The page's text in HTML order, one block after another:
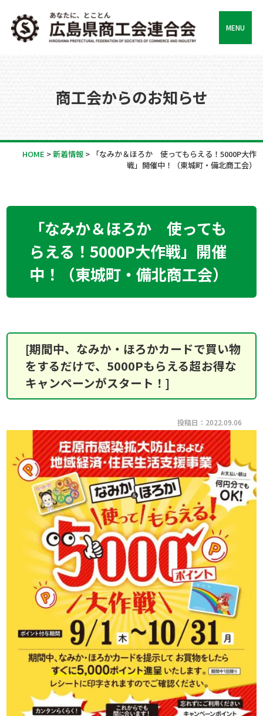
MENU
商工会からのお知らせ
HOME >新着情報> 「なみか＆ほろか 使ってもらえる！5000P大作
戦」開催中！（東城町・備北商工会）
「なみか＆ほろか 使っても
らえる！5000P大作戦」開催
中！（東城町・備北商工会）
[期間中、なみか・ほろかカードで買い物
をするだけで、5000Pもらえる超お得な
キャンペーンがスタート！]
投稿日：2022.09.06